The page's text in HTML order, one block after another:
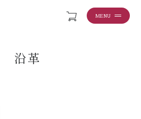
MENU
沿革